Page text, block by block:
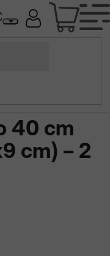
40 cm
cm) – 2